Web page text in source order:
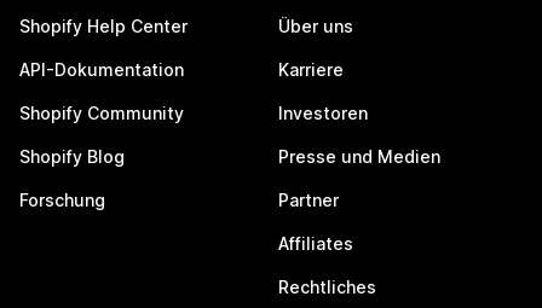
Shopify Help Center
API-Dokumentation
Shopify Community
Shopify Blog
Forschung
Über uns
Karriere
Investoren
Presse und Medien
Partner
Affiliates
Rechtliches